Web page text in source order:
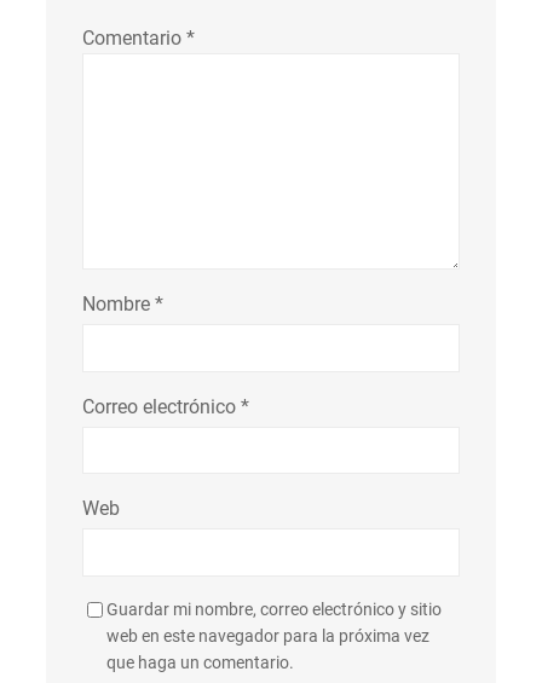
Comentario *
Nombre *
Correo electrónico *
Web
Guardar mi nombre, correo electrónico y sitio
web en este navegador para la próxima vez
que haga un comentario.